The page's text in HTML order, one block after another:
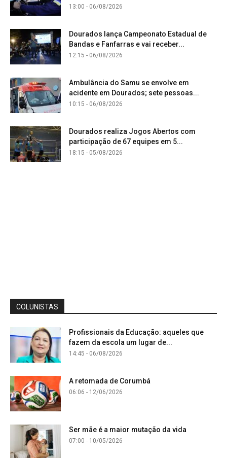
13:00 - 06/08/2026
Dourados lança Campeonato Estadual de
Bandas e Fanfarras e vai receber...
12:15 - 06/08/2026
Ambulância do Samu se envolve em
acidente em Dourados; sete pessoas...
10:15 - 06/08/2026
Dourados realiza Jogos Abertos com
participação de 67 equipes em 5...
18:15 - 05/08/2026
COLUNISTAS
Profissionais da Educação: aqueles que
fazem da escola um lugar de...
14:45 - 06/08/2026
A retomada de Corumbá
06:06 - 12/06/2026
Ser mãe é a maior mutação da vida
07:00 - 10/05/2026